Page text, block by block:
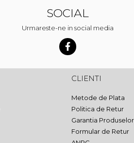
SOCIAL
Urmareste-ne in social media
CLIENTI
Metode de Plata
Politica de Retur
Garantia Produselor
Formular de Retur